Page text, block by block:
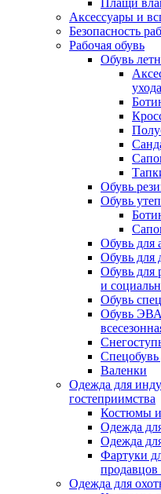
Плащи
Аксессуары и
Безопасность
Рабочая обувь
Обувь
Обувь
Обувь
Обувь для
Обувь для
Обувь для
и
Обувь
Обувь ЭВА
Спецобувь
Валенки
Одежда для
гостеприимства
Костюмы и
Одежда
Одежда
Фартуки
Одежда для